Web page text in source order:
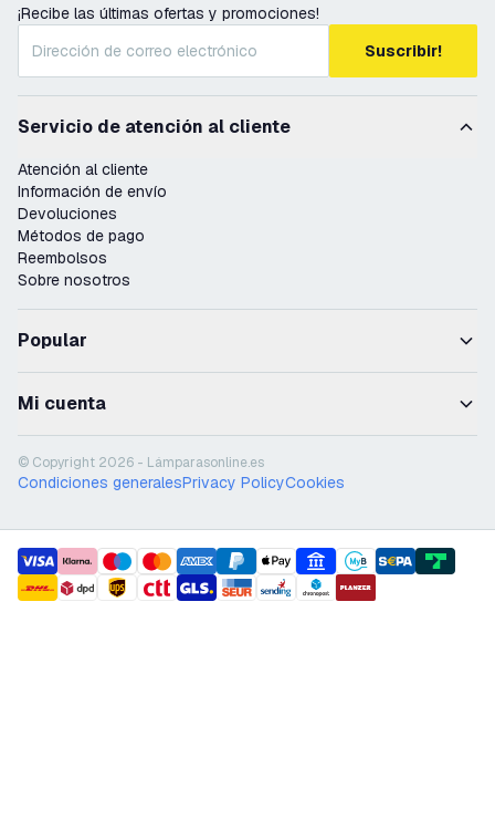
¡Recibe las últimas ofertas y promociones!
Suscribir!
Servicio de atención al cliente
Atención al cliente
Información de envío
Devoluciones
Métodos de pago
Reembolsos
Sobre nosotros
Popular
Mi cuenta
© Copyright 2026 - Lámparasonline.es
Condiciones generalesPrivacy PolicyCookies
payment methods
shipment methods